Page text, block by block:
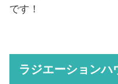
です！
ラジエーションハ